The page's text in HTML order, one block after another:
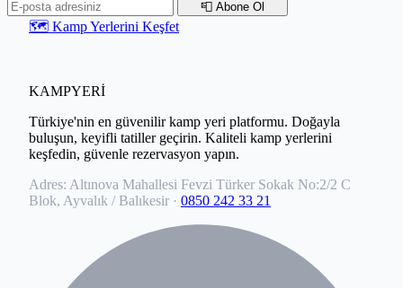
📮 Abone Ol
🗺️ Kamp Yerlerini Keşfet
KAMPYERİ
Türkiye'nin en güvenilir kamp yeri platformu. Doğayla
buluşun, keyifli tatiller geçirin. Kaliteli kamp yerlerini
keşfedin, güvenle rezervasyon yapın.
Adres: Altınova Mahallesi Fevzi Türker Sokak No:2/2 C
Blok, Ayvalık / Balıkesir · 0850 242 33 21